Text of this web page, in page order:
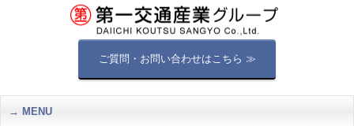
ご質問・お問い合わせはこちら ≫
MENU